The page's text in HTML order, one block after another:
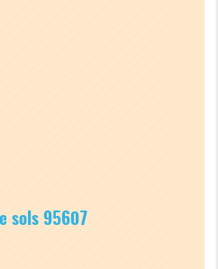
sols 95607